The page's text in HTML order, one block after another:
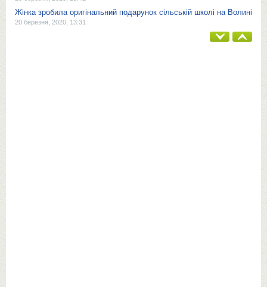
Жінка зробила оригінальний подарунок сільській школі на Волині
20 березня, 2020, 13:31